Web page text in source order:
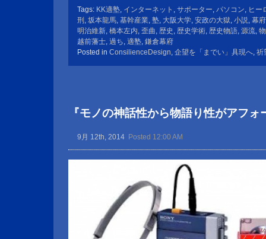
Tags: KK適塾, インターネット , サポーター, パソコン, ヒー
刑 , 坂本龍馬, 基幹産業, 塾, 大阪大学, 安政の大獄, 小説, 幕
明治維新, 橋本左内, 歪曲, 歴史 , 歴史学術, 歴史物語, 源流,
越前藩士, 過ち, 適塾, 鎌倉幕府
Posted in ConsilienceDesign, 企望を「までい」具現へ, 祈
『モノの神話性から物語り性がアフ
9月 12th, 2014 Posted 12:00 AM